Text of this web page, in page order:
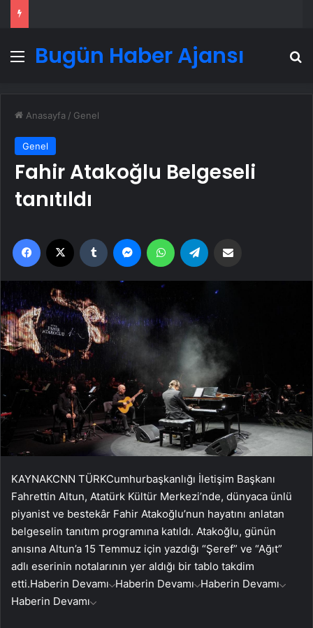
Menü
Bugün Haber Ajansı
Anasayfa / Genel
Genel
Fahir Atakoğlu Belgeseli
tanıtıldı
Facebook Tumblr MessengerWhatsApp
KAYNAKCNN TÜRKCumhurbaşkanlığı İletişim Başkanı
Fahrettin Altun, Atatürk Kültür Merkezi’nde, dünyaca ünlü
piyanist ve bestekâr Fahir Atakoğlu’nun hayatını anlatan
belgeselin tanıtım programına katıldı. Atakoğlu, günün
anısına Altun’a 15 Temmuz için yazdığı “Şeref” ve “Ağıt”
adlı eserinin notalarının yer aldığı bir tablo takdim
etti.Haberin Devamı Haberin Devamı Haberin Devamı
Haberin Devamı